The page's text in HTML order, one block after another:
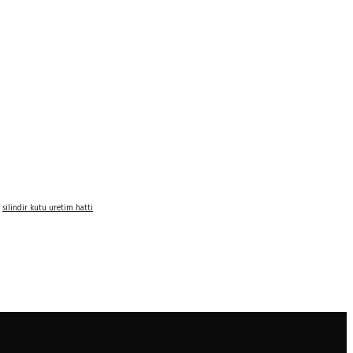
silindir kutu uretim hatti